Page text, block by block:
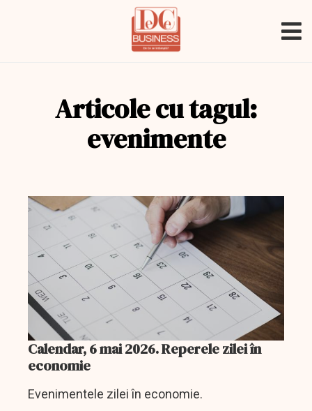
Articole cu tagul:
evenimente
Calendar, 6 mai 2026. Reperele zilei în
economie
Evenimentele zilei în economie.